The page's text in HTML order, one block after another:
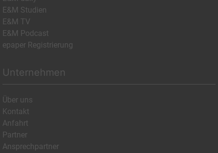
E&M Studien
E&M TV
E&M Podcast
epaper Registrierung
Unternehmen
Über uns
Kontakt
Anfahrt
Partner
Ansprechpartner